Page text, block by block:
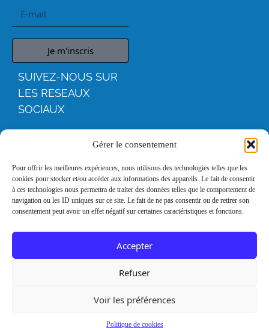
Gérer le consentement
Pour offrir les meilleures expériences, nous utilisons des technologies telles que les
cookies pour stocker et/ou accéder aux informations des appareils. Le fait de consentir
à ces technologies nous permettra de traiter des données telles que le comportement de
navigation ou les ID uniques sur ce site. Le fait de ne pas consentir ou de retirer son
consentement peut avoir un effet négatif sur certaines caractéristiques et fonctions.
Accepter
Refuser
Voir les préférences
Politique de cookies
Je m'inscris
SUIVEZ-NOUS SUR
LES RESEAUX
SOCIAUX
FACEBOO
K
INSTAGRA
Remerciements